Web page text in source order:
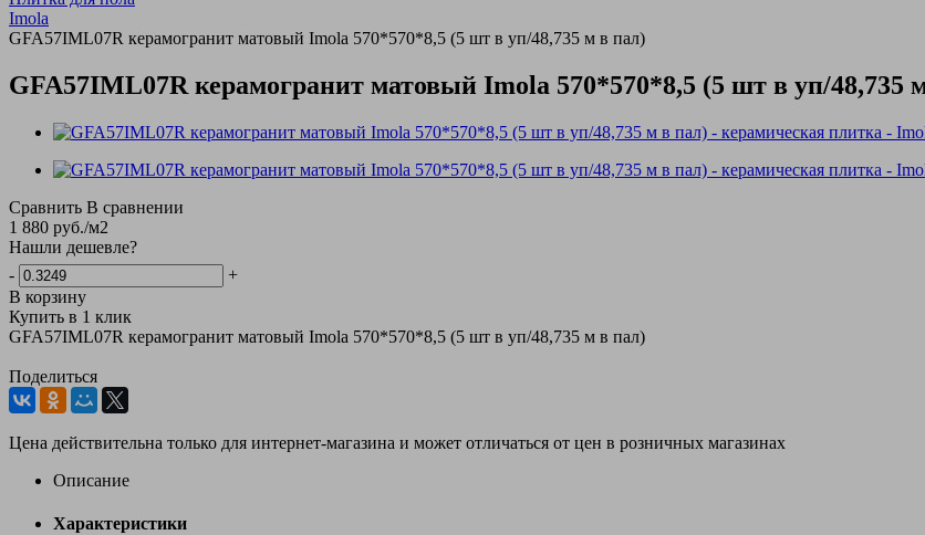
Imola
GFA57IML07R керамогранит матовый Imola 570*570*8,5 (5 шт в уп/48,735 м в пал)
GFA57IML07R керамогранит матовый Imola 570*570*8,5 (5 шт в уп/48,735
Сравнить В сравнении
1 880 руб./м2
Нашли дешевле?
-
+
В корзину
Купить в 1 клик
GFA57IML07R керамогранит матовый Imola 570*570*8,5 (5 шт в уп/48,735 м в пал)
Поделиться
Цена действительна только для интернет-магазина и может отличаться от цен в розничных магазинах
Описание
Характеристики